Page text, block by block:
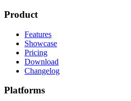
Product
Features
Showcase
Pricing
Download
Changelog
Platforms